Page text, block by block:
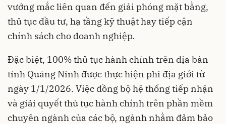
vướng mắc liên quan đến giải phóng mặt bằng,
thủ tục đầu tư, hạ tầng kỹ thuật hay tiếp cận
chính sách cho doanh nghiệp.
Đặc biệt, 100% thủ tục hành chính trên địa bàn
tỉnh Quảng Ninh được thực hiện phi địa giới từ
ngày 1/1/2026. Việc đồng bộ hệ thống tiếp nhận
và giải quyết thủ tục hành chính trên phần mềm
chuyên ngành của các bộ, ngành nhằm đảm bảo